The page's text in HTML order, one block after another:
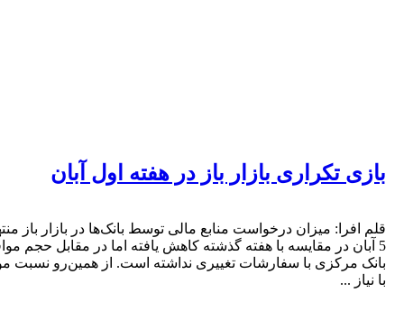
تکراری بازار باز در هفته اول آبان
میزان درخواست منابع مالی توسط بانک‌ها در بازار باز منتهی به
در مقایسه با هفته گذشته کاهش یافته اما در مقابل حجم موافقت
مرکزی با سفارشات تغییری نداشته است. از همین‌رو نسبت موافقت